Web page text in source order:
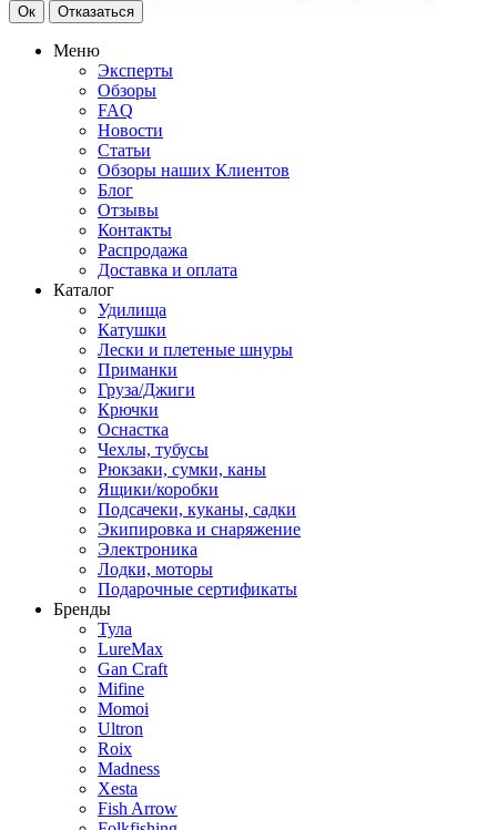
Ок Отказаться
Меню
Эксперты
Обзоры
FAQ
Новости
Статьи
Обзоры наших Клиентов
Блог
Отзывы
Контакты
Распродажа
Доставка и оплата
Каталог
Удилища
Катушки
Лески и плетеные шнуры
Приманки
Груза/Джиги
Крючки
Оснастка
Чехлы, тубусы
Рюкзаки, сумки, каны
Ящики/коробки
Подсачеки, куканы, садки
Экипировка и снаряжение
Электроника
Лодки, моторы
Подарочные сертификаты
Бренды
Тула
LureMax
Gan Craft
Mifine
Momoi
Ultron
Roix
Madness
Xesta
Fish Arrow